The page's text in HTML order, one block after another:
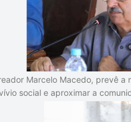
Marcelo Macedo, prevê a
social e aproximar a